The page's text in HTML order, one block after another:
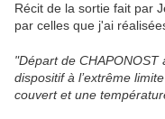
Récit de la sortie fait par
par celles que j'ai
"Départ de
dispositif à l’extrême
couvert et une